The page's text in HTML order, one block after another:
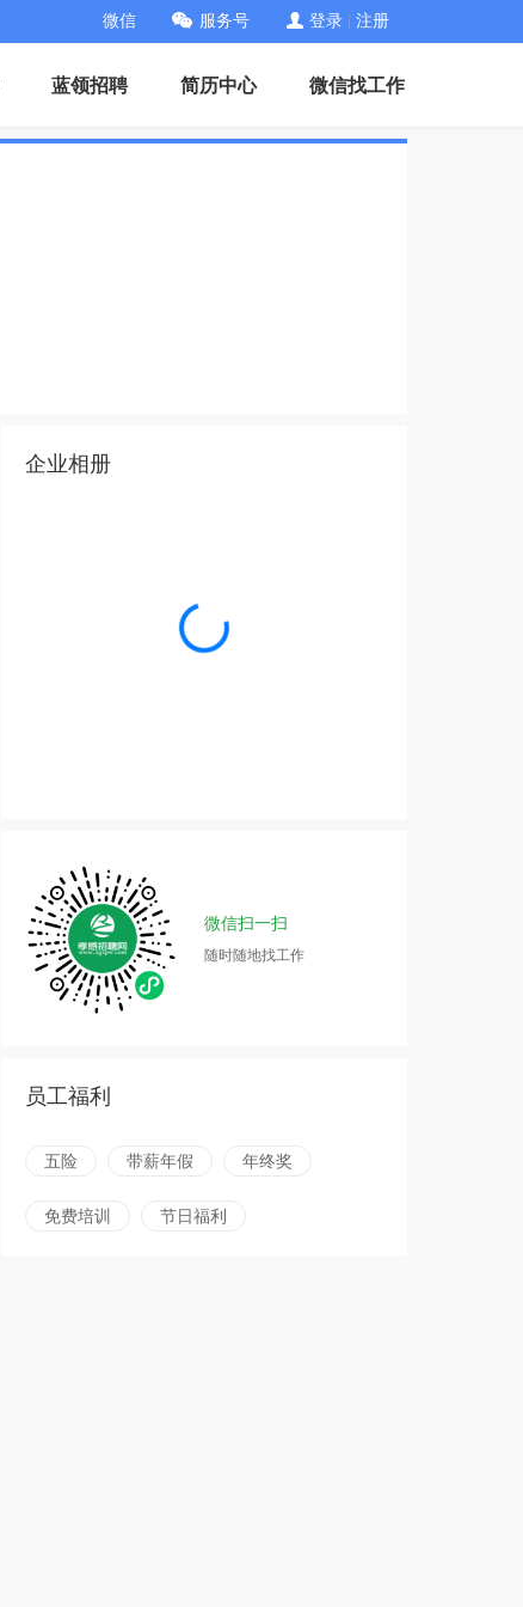
微信 服务号 登录 注册
蓝领招聘 简历中心 微信找工作
企业相册
微信扫一扫
随时随地找工作
员工福利
五险 带薪年假 年终奖
免费培训 节日福利